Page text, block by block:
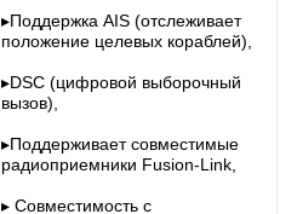
▸Поддержка AIS (отслеживает
положение целевых кораблей),
▸DSC (цифровой выборочный
вызов),
▸Поддерживает совместимые
радиоприемники Fusion-Link,
▸ Совместимость с